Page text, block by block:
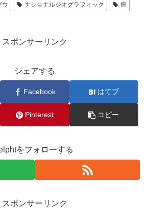
ウ ナショナルジオグラフィック
癌
スポンサーリンク
シェアする
Facebook はてブ
Pinterest コピー
をフォローする
スポンサーリンク